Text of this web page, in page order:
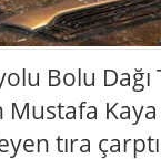
Bolu Dağı
tıra